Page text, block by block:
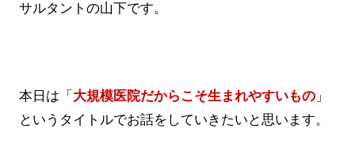
サルタントの山下です。
本日は「 大規模医院だからこそ生まれやすいもの 」
というタイトルでお話をしていきたいと思います。